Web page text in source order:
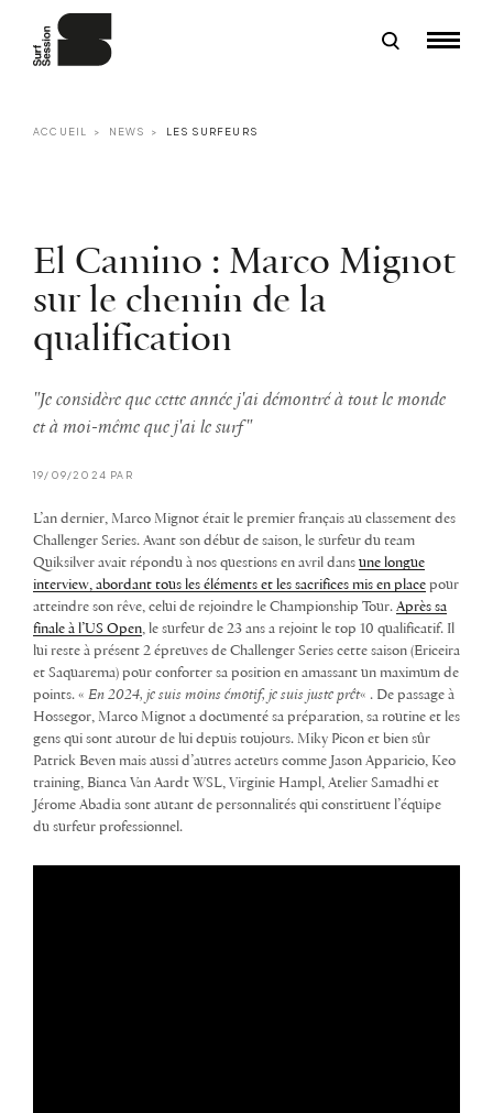
ACCUEIL NEWS LES SURFEURS
El Camino : Marco Mignot
sur le chemin de la
qualification
"Je considère que cette année j'ai démontré à tout le monde
et à moi-même que j'ai le surf"
19/09/2024 PAR
L’an dernier, Marco Mignot était le premier français au classement des
Challenger Series. Avant son début de saison, le surfeur du team
Quiksilver avait répondu à nos questions en avril dans une longue
interview, abordant tous les éléments et les sacrifices mis en place pour
atteindre son rêve, celui de rejoindre le Championship Tour. Après sa
finale à l’US Open, le surfeur de 23 ans a rejoint le top 10 qualificatif. Il
lui reste à présent 2 épreuves de Challenger Series cette saison (Ericeira
et Saquarema) pour conforter sa position en amassant un maximum de
points. « En 2024, je suis moins émotif, je suis juste prêt« . De passage à
Hossegor, Marco Mignot a documenté sa préparation, sa routine et les
gens qui sont autour de lui depuis toujours. Miky Picon et bien sûr
Patrick Beven mais aussi d’autres acteurs comme Jason Apparicio, Keo
training, Bianca Van Aardt WSL, Virginie Hampl, Atelier Samadhi et
Jérome Abadia sont autant de personnalités qui constituent l’équipe
du surfeur professionnel.